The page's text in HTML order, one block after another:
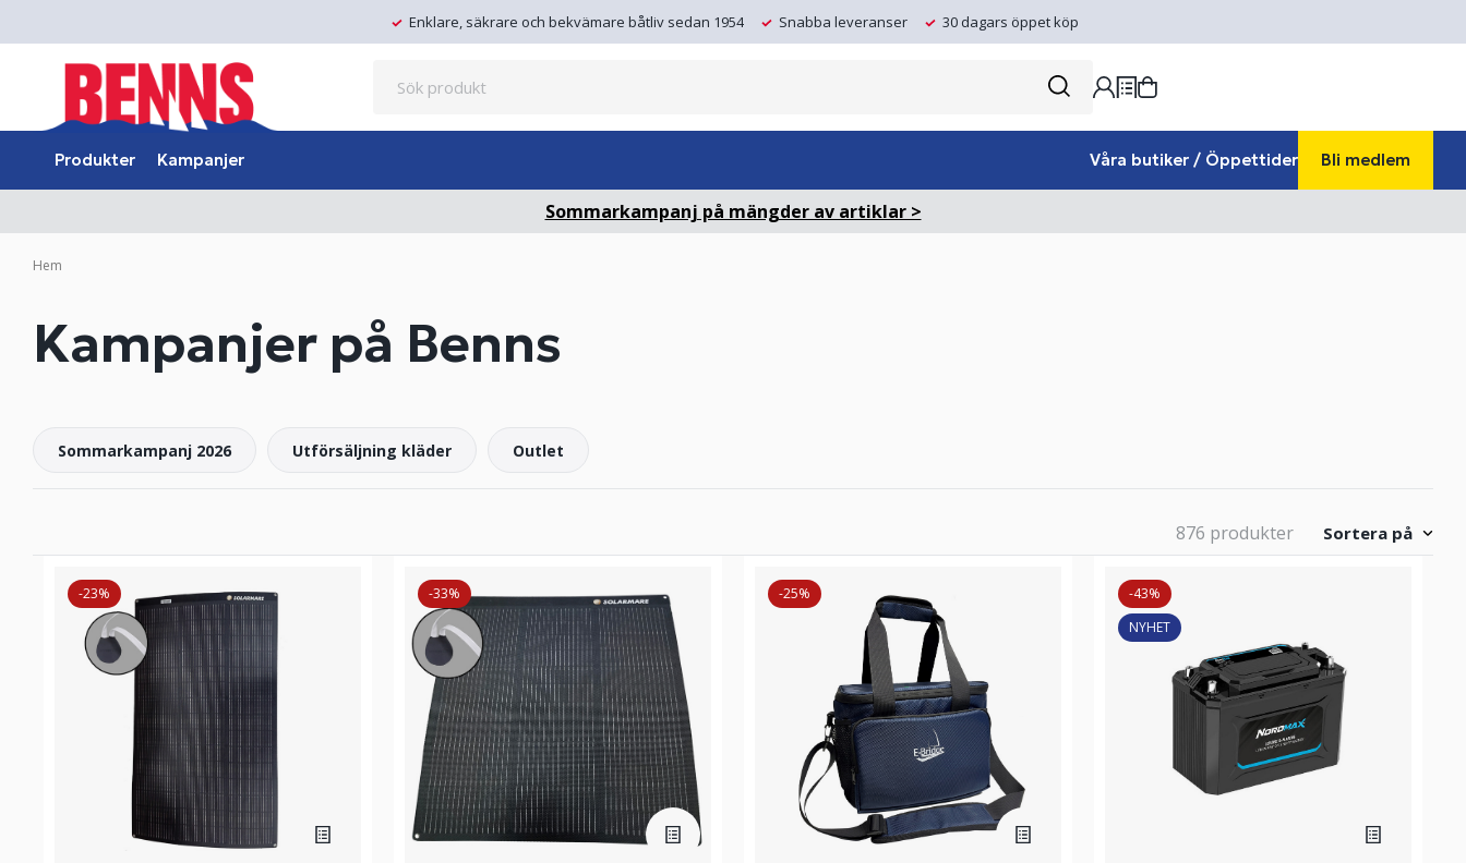
Enklare, säkrare och bekvämare båtliv sedan 1954 Snabba leveranser 30 dagars öppet köp
Produkter Kampanjer Våra butiker / Öppettider Bli medlem
Sommarkampanj på mängder av artiklar >
Hem
Kampanjer på Benns
Sommarkampanj 2026 Utförsäljning kläder Outlet
876 produkter Sortera på
-23% -33% -25%
-43%
NYHET